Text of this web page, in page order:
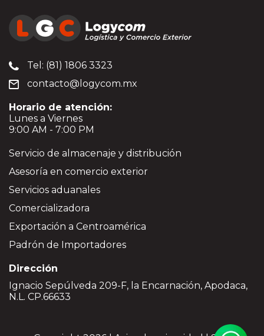
Tel: (81) 1806 3323
contacto@logycom.mx
Horario de atención:
Lunes a Viernes
9:00 AM - 7:00 PM
Servicio de almacenaje y distribución
Asesoría en comercio exterior
Servicios aduanales
Comercializadora
Exportación a Centroamérica
Padrón de Importadores
Dirección
Ignacio Sepúlveda 209-F, la Encarnación, Apodaca,
N.L. CP.66633